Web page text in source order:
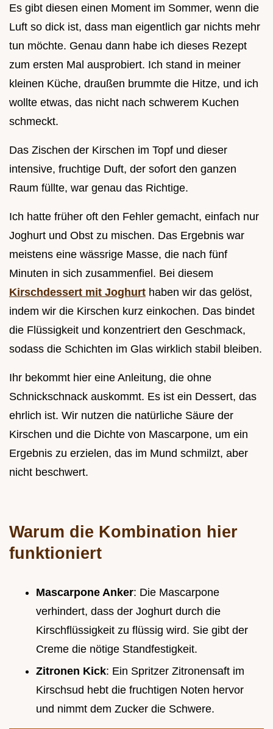
Es gibt diesen einen Moment im Sommer, wenn die
Luft so dick ist, dass man eigentlich gar nichts mehr
tun möchte. Genau dann habe ich dieses Rezept
zum ersten Mal ausprobiert. Ich stand in meiner
kleinen Küche, draußen brummte die Hitze, und ich
wollte etwas, das nicht nach schwerem Kuchen
schmeckt.
Das Zischen der Kirschen im Topf und dieser
intensive, fruchtige Duft, der sofort den ganzen
Raum füllte, war genau das Richtige.
Ich hatte früher oft den Fehler gemacht, einfach nur
Joghurt und Obst zu mischen. Das Ergebnis war
meistens eine wässrige Masse, die nach fünf
Minuten in sich zusammenfiel. Bei diesem
Kirschdessert mit Joghurt haben wir das gelöst,
indem wir die Kirschen kurz einkochen. Das bindet
die Flüssigkeit und konzentriert den Geschmack,
sodass die Schichten im Glas wirklich stabil bleiben.
Ihr bekommt hier eine Anleitung, die ohne
Schnickschnack auskommt. Es ist ein Dessert, das
ehrlich ist. Wir nutzen die natürliche Säure der
Kirschen und die Dichte von Mascarpone, um ein
Ergebnis zu erzielen, das im Mund schmilzt, aber
nicht beschwert.
Warum die Kombination hier
funktioniert
Mascarpone Anker: Die Mascarpone
verhindert, dass der Joghurt durch die
Kirschflüssigkeit zu flüssig wird. Sie gibt der
Creme die nötige Standfestigkeit.
Zitronen Kick: Ein Spritzer Zitronensaft im
Kirschsud hebt die fruchtigen Noten hervor
und nimmt dem Zucker die Schwere.